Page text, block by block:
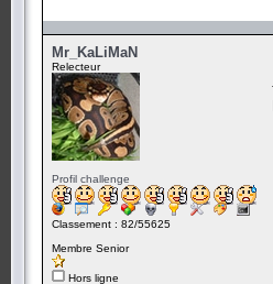
Mr_KaLiMaN
Relecteur
Profil challenge
Classement : 82/55625
Membre Senior
Hors ligne